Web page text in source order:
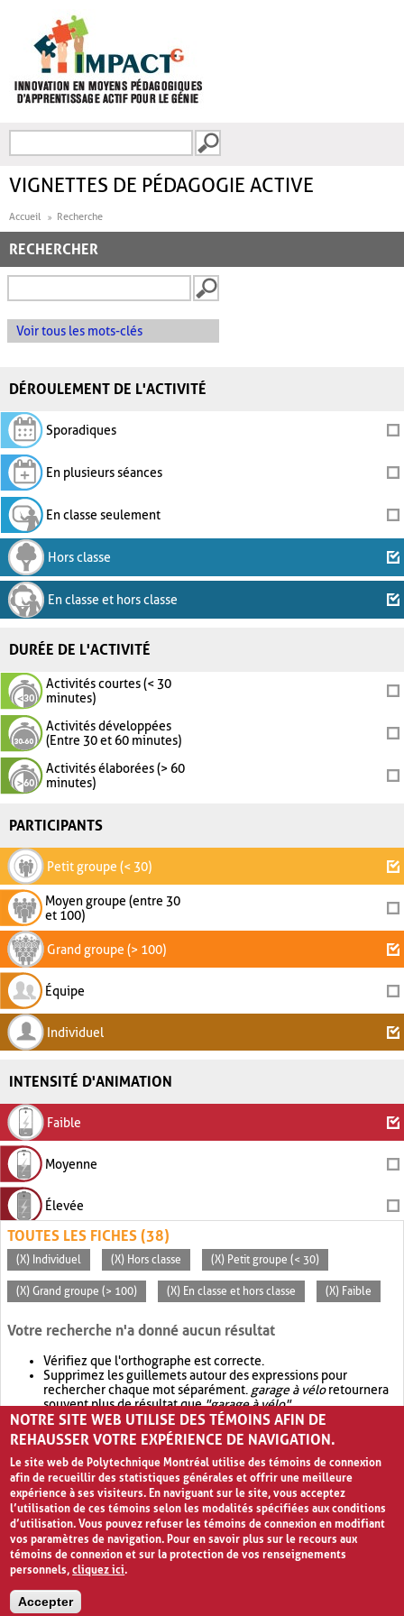
FORMULAIRE DE
VIGNETTES DE PÉDAGOGIE ACTIVE
Accueil Recherche
RECHERCHER
Voir tous les mots-clés
DÉROULEMENT DE L'ACTIVITÉ
Sporadiques
En plusieurs séances
En classe seulement
Hors classe
En classe et hors classe
DURÉE DE L'ACTIVITÉ
Activités courtes (< 30
minutes)
Activités développées
(Entre 30 et 60 minutes)
Activités élaborées (> 60
minutes)
PARTICIPANTS
Petit groupe (< 30)
Moyen groupe (entre 30
et 100)
Grand groupe (> 100)
Équipe
Individuel
INTENSITÉ D'ANIMATION
Faible
Moyenne
Élevée
TOUTES LES FICHES (38)
(X) Individuel (X) Hors classe (X) Petit groupe (< 30)
(X) Grand groupe (> 100) (X) En classe et hors classe (X) Faible
Votre recherche n'a donné aucun résultat
Vérifiez que l'orthographe est correcte.
Supprimez les guillemets autour des expressions pour
rechercher chaque mot séparément. garage à véloretournera
souvent plus de résultat que"garage à vélo".
Envisagez d'élargir votre recherche avec OR.garage OR vélo
retournera souvent plus de résultat quegarage à vélo
NOTRE SITE WEB UTILISE DES TÉMOINS AFIN DE
REHAUSSER VOTRE EXPÉRIENCE DE NAVIGATION.
Le site web de Polytechnique Montréal utilise des témoins de connexion
afin de recueillir des statistiques générales et offrir une meilleure
expérience à ses visiteurs. En naviguant sur le site, vous acceptez
l’utilisation de ces témoins selon les modalités spécifiées aux conditions
d’utilisation. Vous pouvez refuser les témoins de connexion en modifiant
vos paramètres de navigation. Pour en savoir plus sur le recours aux
témoins de connexion et sur la protection de vos renseignements
personnels,cliquez ici.
Accepter